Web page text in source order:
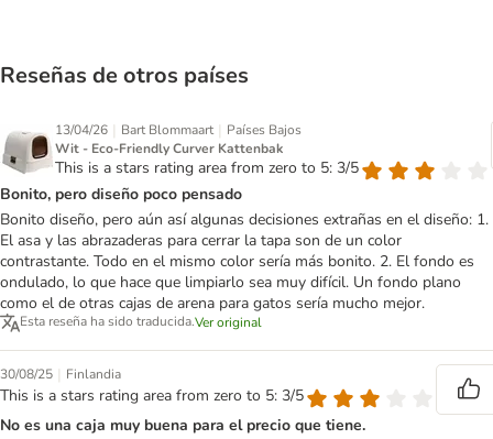
Reseñas de otros países
13/04/26 | Bart Blommaart | Países Bajos
Wit - Eco-Friendly Curver Kattenbak
This is a stars rating area from zero to 5: 3/5
Bonito, pero diseño poco pensado
Bonito diseño, pero aún así algunas decisiones extrañas en el diseño: 1.
El asa y las abrazaderas para cerrar la tapa son de un color
contrastante. Todo en el mismo color sería más bonito. 2. El fondo es
ondulado, lo que hace que limpiarlo sea muy difícil. Un fondo plano
como el de otras cajas de arena para gatos sería mucho mejor.
Esta reseña ha sido traducida.Ver original
30/08/25 | Finlandia
This is a stars rating area from zero to 5: 3/5
No es una caja muy buena para el precio que tiene.